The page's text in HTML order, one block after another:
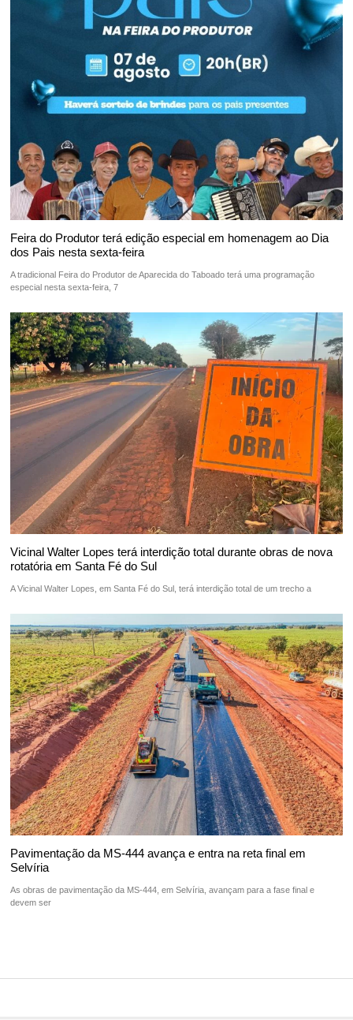
Feira do Produtor terá edição especial em homenagem ao Dia
dos Pais nesta sexta-feira
A tradicional Feira do Produtor de Aparecida do Taboado terá uma programação
especial nesta sexta-feira, 7
Vicinal Walter Lopes terá interdição total durante obras de nova
rotatória em Santa Fé do Sul
A Vicinal Walter Lopes, em Santa Fé do Sul, terá interdição total de um trecho a
Pavimentação da MS-444 avança e entra na reta final em
Selvíria
As obras de pavimentação da MS-444, em Selvíria, avançam para a fase final e
devem ser